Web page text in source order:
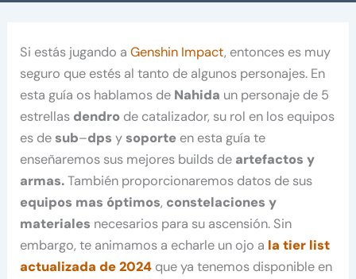
Si estás jugando aGenshin Impact, entonces es muy
seguro que estés al tanto de algunos personajes. En
esta guía os hablamos de Nahida un personaje de 5
estrellas dendro de catalizador, su rol en los equipos
es desub–dps ysoporte en esta guía te
enseñaremos sus mejores builds de artefactos y
armas.También proporcionaremos datos de sus
equipos mas óptimos, constelaciones y
materiales necesarios para su ascensión. Sin
embargo, te animamos a echarle un ojo a la tier list
actualizada de 2024 que ya tenemos disponible en